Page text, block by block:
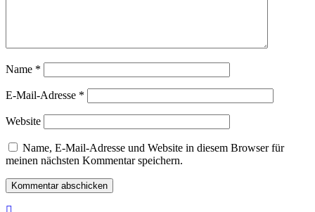
Name *
E-Mail-Adresse *
Website
Name, E-Mail-Adresse und Website in diesem Browser für
meinen nächsten Kommentar speichern.